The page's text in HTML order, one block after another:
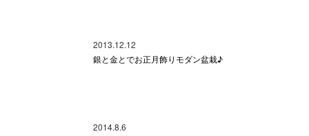
2013.12.12
銀と金とでお正月飾りモダン盆栽♪
2014.8.6